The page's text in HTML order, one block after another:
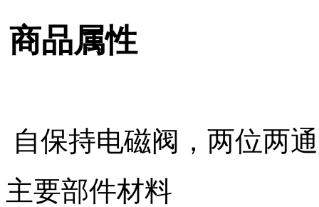
商品属性
自保持电磁阀，两位两
主要部件材料